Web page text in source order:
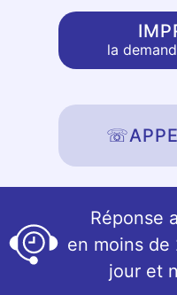
la
☏
Réponse
en moins de
jour et